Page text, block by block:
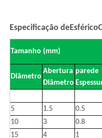
Especificação deEsférico
Tamanho (mm)
Diâmetro
Abertura
Diâmetro
parede
5
1.5 0.5
10
3 0.8
15
4 1